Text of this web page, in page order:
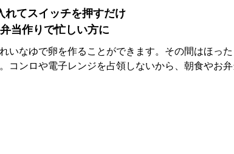
れてスイッチを押すだけ
当作りで忙しい方に
いなゆで卵を作ることができます。その間はほっ
コンロや電子レンジを占領しないから、朝食やお